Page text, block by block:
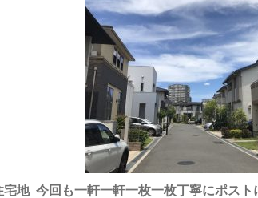
宅地今回も一軒一軒一枚一枚丁寧にポスト